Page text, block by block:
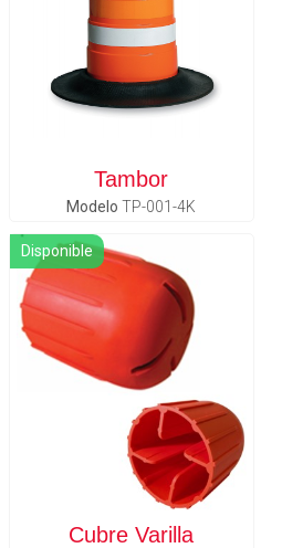
Tambor
ModeloTP-001-4K
Disponible
Cubre Varilla